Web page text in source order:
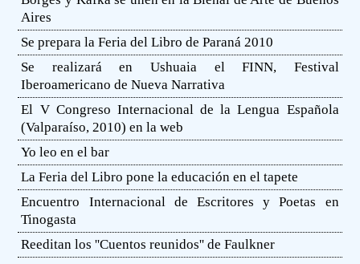
Aires
Se prepara la Feria del Libro de Paraná 2010
Se realizará en Ushuaia el FINN, Festival
Iberoamericano de Nueva Narrativa
El V Congreso Internacional de la Lengua Española
(Valparaíso, 2010) en la web
Yo leo en el bar
La Feria del Libro pone la educación en el tapete
Encuentro Internacional de Escritores y Poetas en
Tinogasta
Reeditan los ''Cuentos reunidos'' de Faulkner